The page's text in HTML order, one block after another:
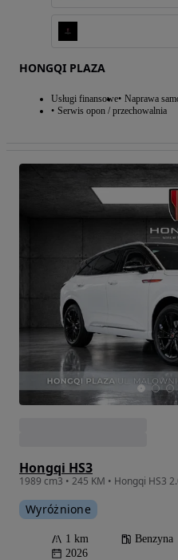
HONGQI PLAZA
Usługi finansowe Naprawa
Serwis opon / przechowalnia
Hongqi HS3
1989 cm3 • 245 KM • Hongqi HS3
Wyróżnione
1 km Benzyna
2026